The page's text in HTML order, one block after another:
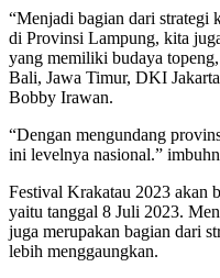
“Menjadi bagian dari strategi
di Provinsi Lampung, kita
yang memiliki budaya
Bali, Jawa Timur, DKI
Bobby Irawan.
“Dengan mengundang
ini levelnya nasional.”
Festival Krakatau 2023 akan
yaitu tanggal 8 Juli 2023.
juga merupakan bagian dari
lebih menggaungkan.